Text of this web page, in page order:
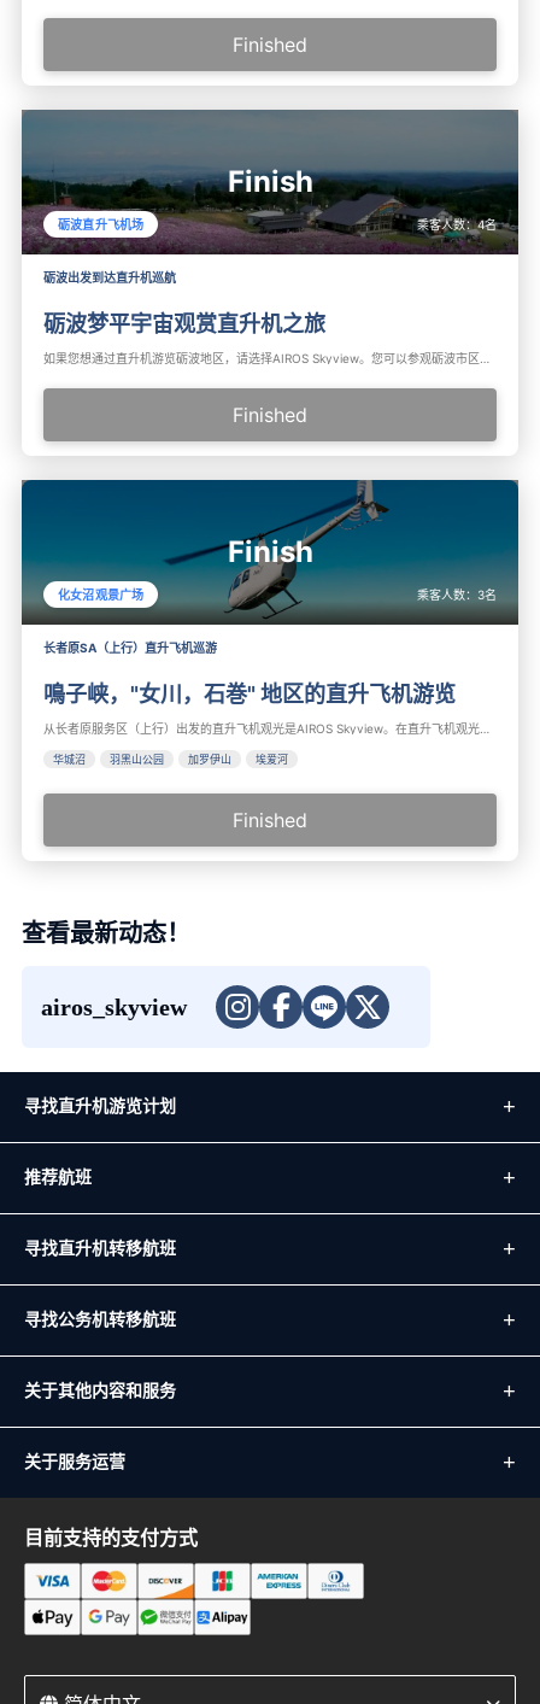
Finished
Finish
砺波出发到达直升机巡航
砺波梦平宇宙观赏直升机之旅
砺波直升飞机场 乘客人数：4名
Finished
Finish
长者原SA（上行）直升飞机巡游
鳴子峡，"女川，石巻" 地区的直升飞机游览
化女沼观景广场 乘客人数： 3名
华城沼 羽黑山公园 加罗伊山 埃爱河
Finished
查看最新动态！
airos_skyview
寻找直升机游览计划
推荐航班
寻找直升机转移航班
寻找公务机转移航班
关于其他内容和服务
关于服务运营
目前支持的支付方式